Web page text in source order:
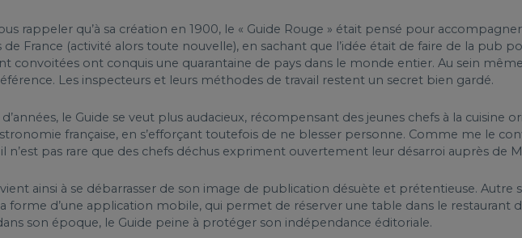
rappeler qu’à sa création en 1900, le « Guide Rouge » était pensé pour
France (activité alors toute nouvelle), en sachant que l’idée était de faire de la pub
convoitées ont conquis une quarantaine de pays dans le monde entier. Au sein
Les inspecteurs et leurs méthodes de travail restent un secret bien gardé.
le Guide se veut plus audacieux, récompensant des jeunes chefs à la cuisine
française, en s’efforçant toutefois de ne blesser personne. Comme me le
n’est pas rare que des chefs déchus expriment ouvertement leur désarroi auprès de
ainsi à se débarrasser de son image de publication désuète et prétentieuse. Autre
forme d’une application mobile, qui permet de réserver une table dans le restaurant
son époque, le Guide peine à protéger son indépendance éditoriale.